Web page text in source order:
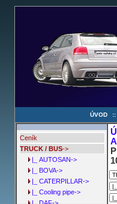
ÚVOD ::
Ceník
TRUCK / BUS->
|_ AUTOSAN->
|_ BOVA->
|_ CATERPILLAR->
|_ Cooling pipe->